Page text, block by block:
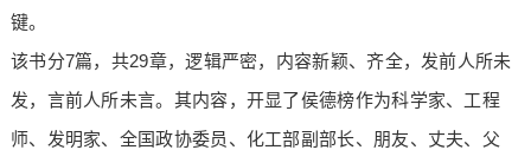
键。
该书分7篇，共29章，逻辑严密，内容新颖、齐全，发前人所未
发，言前人所未言。其内容，开显了侯德榜作为科学家、工程
师、发明家、全国政协委员、化工部副部长、朋友、丈夫、父